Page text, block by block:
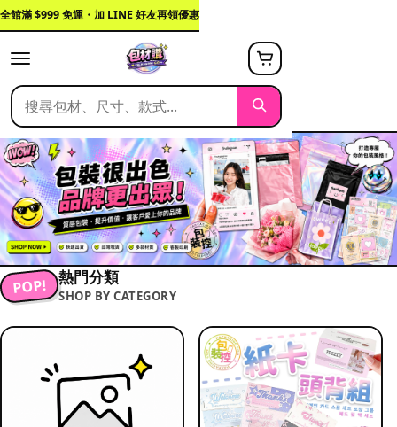
全館滿 $999 免運・加 LINE 好友再領優惠
POP! 熱門分類
SHOP BY CATEGORY